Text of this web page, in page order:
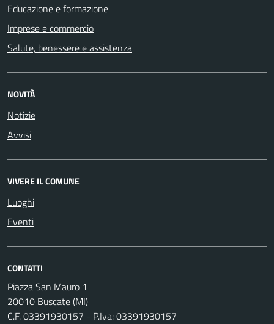
Educazione e formazione
Imprese e commercio
Salute, benessere e assistenza
NOVITÀ
Notizie
Avvisi
VIVERE IL COMUNE
Luoghi
Eventi
CONTATTI
Piazza San Mauro 1
20010 Buscate (MI)
C.F. 03391930157 - P.Iva: 03391930157